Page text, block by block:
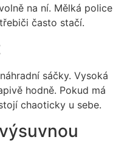
na ní. Mělká police
často stačí.
sáčky. Vysoká
hodně. Pokud má
chaoticky u sebe.